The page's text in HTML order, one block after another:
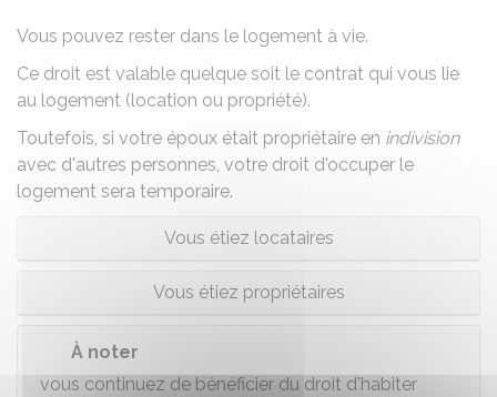
Vous pouvez rester dans le logement à vie.
Ce droit est valable quelque soit le contrat qui vous lie
au logement (location ou propriété).
Toutefois, si votre époux était propriétaire en indivision
avec d'autres personnes, votre droit d'occuper le
logement sera temporaire.
Vous étiez locataires
Vous étiez propriétaires
À noter
vous continuez de bénéficier du droit d'habiter